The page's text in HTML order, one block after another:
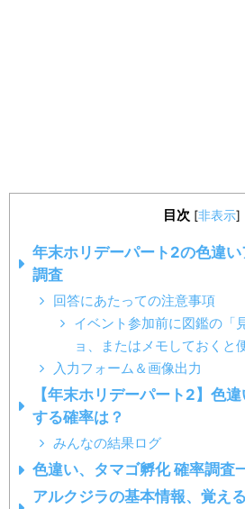
目次 [非表示]
年末ホリデーパート2の色違
調査
回答にあたっての注意事項
イベント参加前に図鑑の「
ョ、またはメモしておくと
入力フォーム＆画像出力
【年末ホリデーパート2】色
する確率は？
みんなの結果ログ
色違い、タマゴ孵化 確率調査
アルクジラの基本情報、覚え